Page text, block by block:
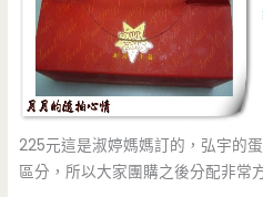
225元這是淑婷媽媽訂的，弘宇的
區分，所以大家團購之後分配非常